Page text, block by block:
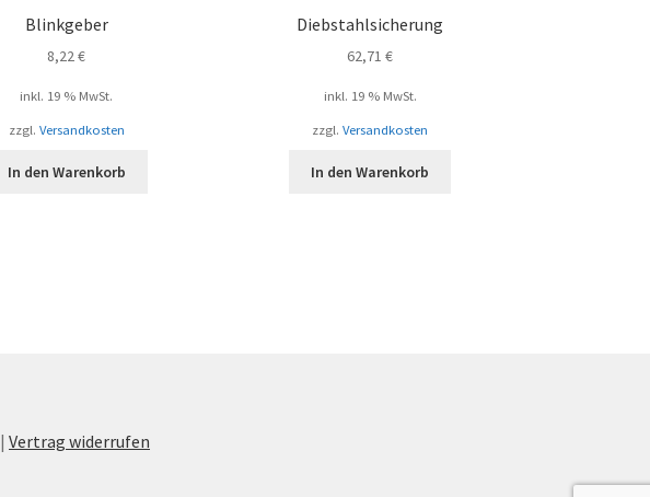
Blinkgeber
8,22€
inkl. 19 % MwSt.
zzgl. Versandkosten
In den Warenkorb
Diebstahlsicherung
62,71€
inkl. 19 % MwSt.
zzgl.Versandkosten
In den Warenkorb
|Vertrag widerrufen